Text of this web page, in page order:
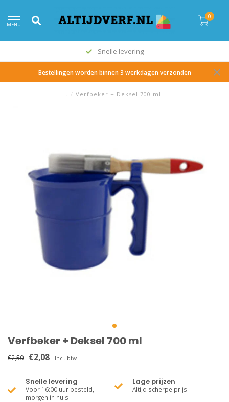
MENU
0
Snelle levering
Bestellingen worden binnen 3 werkdagen verzonden
. / Verfbeker + Deksel 700 ml
Verfbeker + Deksel 700 ml
€2,50 €2,08 Incl. btw
Snelle levering
Voor 16:00 uur besteld,
morgen in huis
Lage prijzen
Altijd scherpe prijs